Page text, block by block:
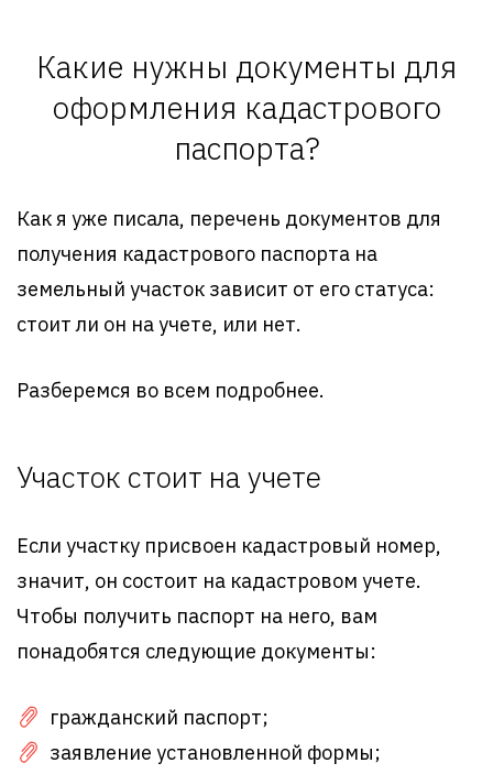
Какие нужны документы для
оформления кадастрового
паспорта?
Как я уже писала, перечень документов для
получения кадастрового паспорта на
земельный участок зависит от его статуса:
стоит ли он на учете, или нет.
Разберемся во всем подробнее.
Участок стоит на учете
Если участку присвоен кадастровый номер,
значит, он состоит на кадастровом учете.
Чтобы получить паспорт на него, вам
понадобятся следующие документы:
гражданский паспорт;
заявление установленной формы;